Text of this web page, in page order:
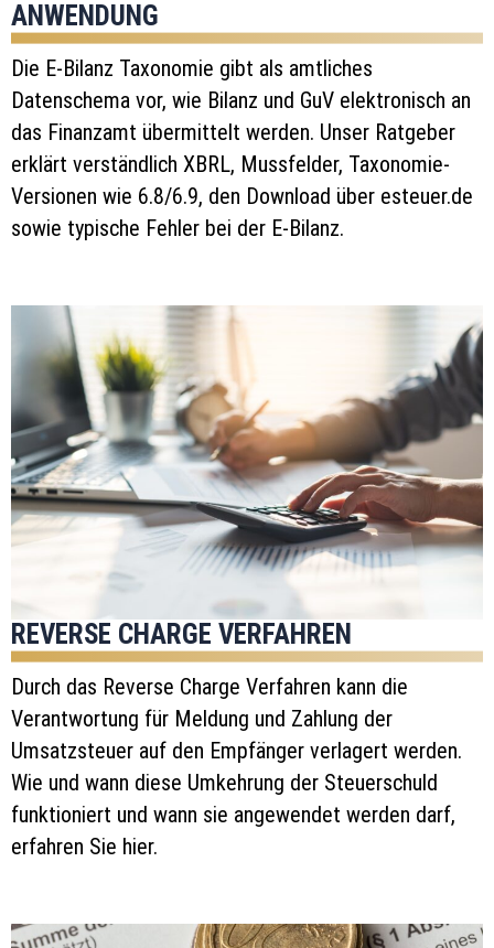
ANWENDUNG
Die E-Bilanz Taxonomie gibt als amtliches
Datenschema vor, wie Bilanz und GuV elektronisch an
das Finanzamt übermittelt werden. Unser Ratgeber
erklärt verständlich XBRL, Mussfelder, Taxonomie-
Versionen wie 6.8/6.9, den Download über esteuer.de
sowie typische Fehler bei der E-Bilanz.
REVERSE CHARGE VERFAHREN
Durch das Reverse Charge Verfahren kann die
Verantwortung für Meldung und Zahlung der
Umsatzsteuer auf den Empfänger verlagert werden.
Wie und wann diese Umkehrung der Steuerschuld
funktioniert und wann sie angewendet werden darf,
erfahren Sie hier.